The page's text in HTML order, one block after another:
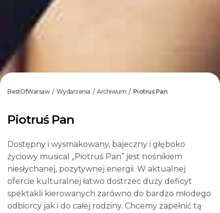
BestOfWarsaw / Wydarzenia / Archiwum / Piotruś Pan
Piotruś Pan
Dostępny i wysmakowany, bajeczny i głęboko
życiowy musical „Piotruś Pan” jest nośnikiem
niesłychanej, pozytywnej energii. W aktualnej
ofercie kulturalnej łatwo dostrzec duży deficyt
spektakli kierowanych zarówno do bardzo młodego
odbiorcy jak i do całej rodziny. Chcemy zapełnić tą